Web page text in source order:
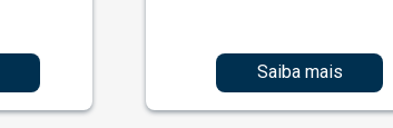
Saiba mais